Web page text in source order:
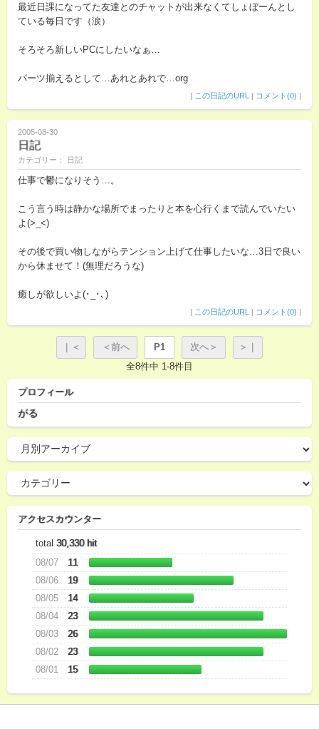
最近日課になってた友達とのチャットが出来なくてしょぼーんとし
ている毎日です（涙）
そろそろ新しいPCにしたいなぁ…
パーツ揃えるとして…あれとあれで…org
| この日記のURL | コメント(0) |
2005-08-30
日記
カテゴリー： 日記
仕事で鬱になりそう…。
こう言う時は静かな場所でまったりと本を心行くまで読んでいたい
よ(>_<)
その後で買い物しながらテンション上げて仕事したいな…3日で良い
から休ませて！(無理だろうな)
癒しが欲しいよ(･_･､)
| この日記のURL | コメント(0) |
｜＜ ＜前へ P1 次へ＞
＞｜
全8件中 1-8件目
プロフィール
がる
アクセスカウンター
total 30,330 hit
08/07
11
08/06
19
08/05
14
08/04
23
08/03
26
08/02
23
08/01
15